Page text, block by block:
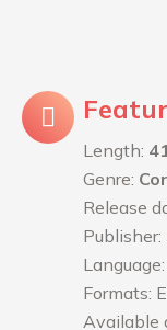
Length:
Genre:
Release
Publisher:
Formats:
Available